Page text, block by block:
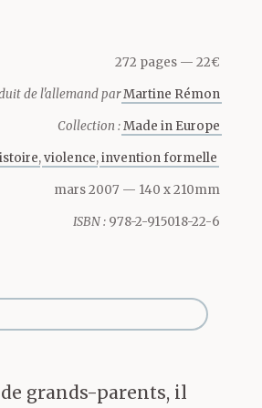
272 pages 22€
de l'allemand parMartine Rémon
Collection :Made in Europe
violence invention formelle
mars 2007 — 140 x 210mm
ISBN : 978-2-915018-22-6
grands-parents, il